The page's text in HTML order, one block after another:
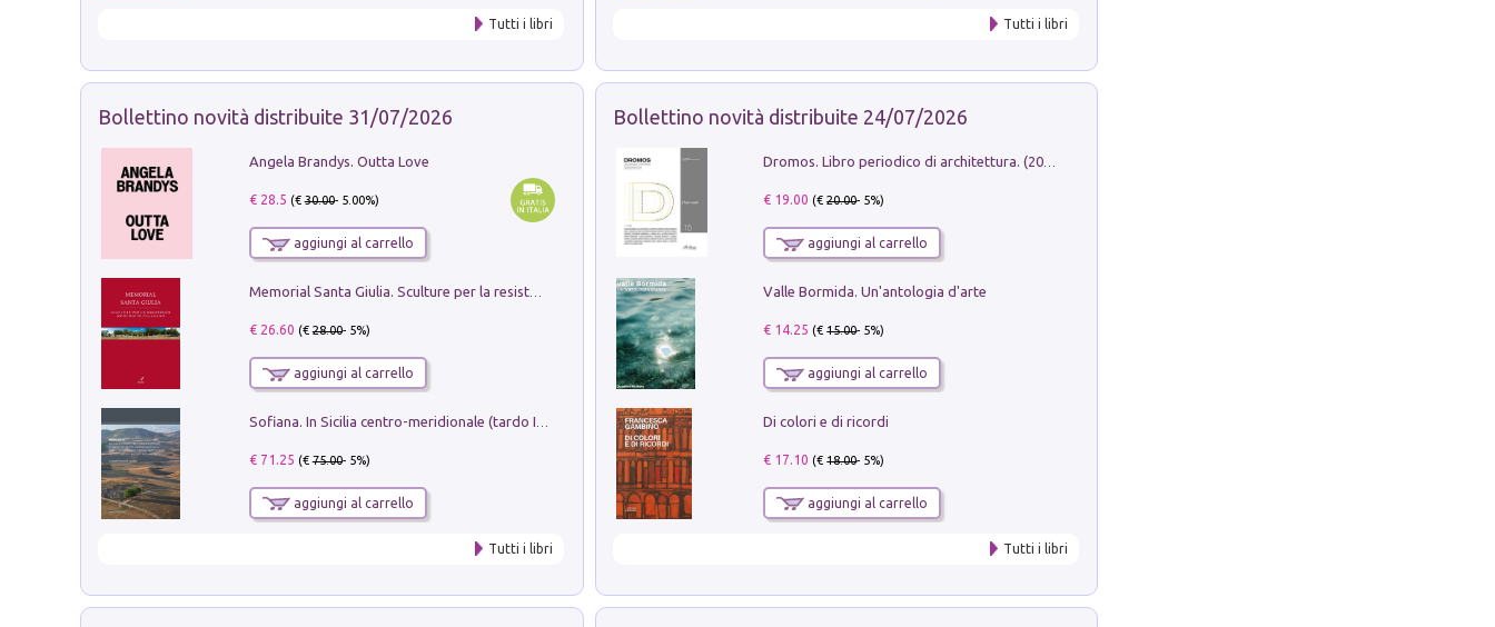
Tutti i libri Tutti i libri
Bollettino novità distribuite 31/07/2026
Angela Brandys. Outta Love
€ 28.5 (€30.00- 5.00%)
aggiungi al carrello
Memorial Santa Giulia. Sculture per la resistenza Monchio di Palagano
€ 26.60 (€28.00- 5%)
aggiungi al carrello
€ 71.25 (€75.00- 5%)
aggiungi al carrello
Tutti i libri
Bollettino novità distribuite 24/07/2026
€ 19.00 (€20.00- 5%)
aggiungi al carrello
Valle Bormida. Un'antologia d'arte
€ 14.25 (€15.00- 5%)
aggiungi al carrello
Di colori e di ricordi
€ 17.10 (€18.00- 5%)
aggiungi al carrello
Tutti i libri